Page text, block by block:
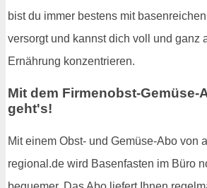
bist du immer bestens mit
versorgt und kannst dich voll und ganz
Ernährung konzentrieren.
Mit dem Firmenobst-Gemüse-
geht's!
Mit einem Obst- und Gemüse-Abo von
regional.de wird Basenfasten im Büro